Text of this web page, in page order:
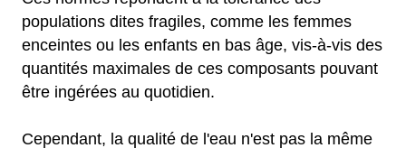
populations dites fragiles, comme les femmes
enceintes ou les enfants en bas âge, vis-à-vis des
quantités maximales de ces composants pouvant
être ingérées au quotidien.
Cependant, la qualité de l'eau n'est pas la même